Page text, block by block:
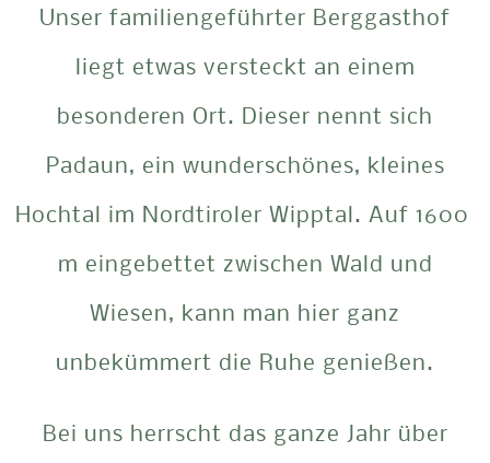
Unser familiengeführter Berggasthof
liegt etwas versteckt an einem
besonderen Ort. Dieser nennt sich
Padaun, ein wunderschönes, kleines
Hochtal im Nordtiroler Wipptal. Auf 1600
m eingebettet zwischen Wald und
Wiesen, kann man hier ganz
unbekümmert die Ruhe genießen.
Bei uns herrscht das ganze Jahr über